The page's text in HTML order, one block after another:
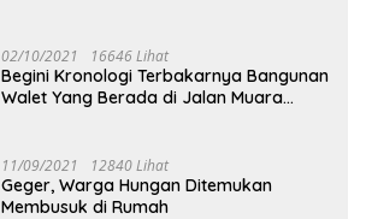
02/10/2021 16646 Lihat
Begini Kronologi Terbakarnya Bangunan
Walet Yang Berada di Jalan Muara
11/09/2021 12840 Lihat
Geger, Warga Hungan Ditemukan
Membusuk di Rumah